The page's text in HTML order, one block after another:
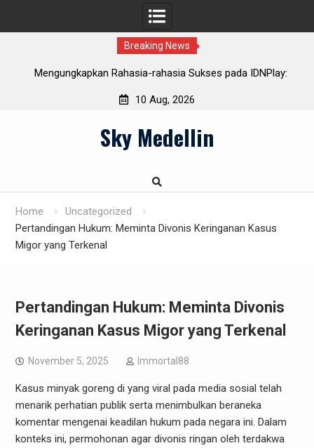
Breaking News
Mengungkapkan Rahasia-rahasia Sukses pada IDNPlay:
10 Aug, 2026
Sky Medellin
Home
Uncategorized
Pertandingan Hukum: Meminta Divonis Keringanan Kasus
Migor yang Terkenal
Pertandingan Hukum: Meminta Divonis
Keringanan Kasus Migor yang Terkenal
November 5, 2025 Immortal88
Kasus minyak goreng di yang viral pada media sosial telah
menarik perhatian publik serta menimbulkan beraneka
komentar mengenai keadilan hukum pada negara ini. Dalam
konteks ini, permohonan agar divonis ringan oleh terdakwa